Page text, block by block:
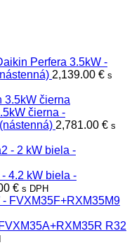
Perfera 3.5kW -
2,139.00 € s
čierna -
2,781.00 € s
4.2 kW biela -
€ s DPH
R32